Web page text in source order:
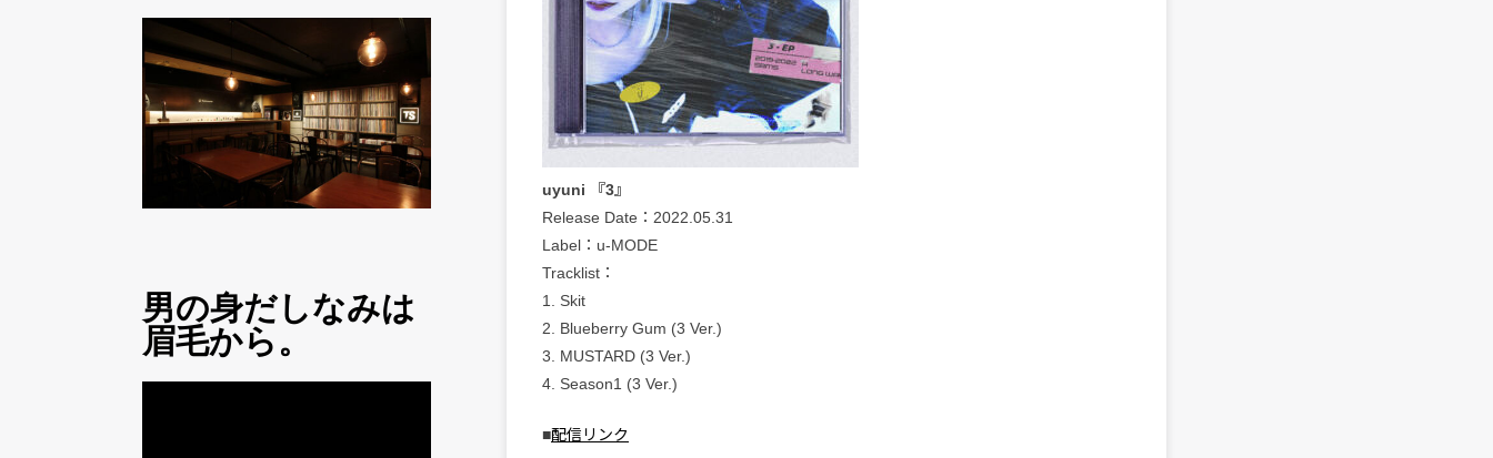
男の身だしなみは
眉毛から。
uyuni 『3』
Release Date：2022.05.31
Label：u-MODE
Tracklist：
1. Skit
2. Blueberry Gum (3 Ver.)
3. MUSTARD (3 Ver.)
4. Season1 (3 Ver.)
■配信リンク